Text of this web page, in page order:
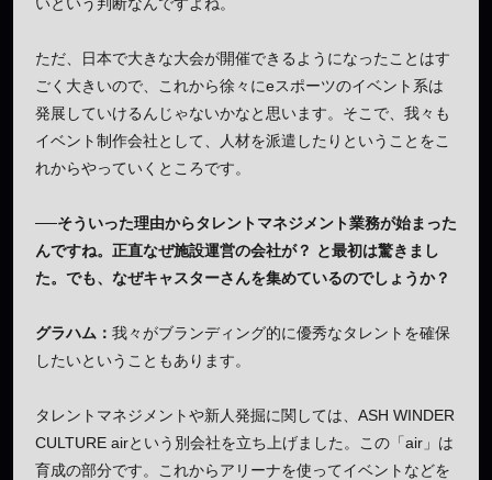
ただ、日本で大きな大会が開催できるようになったことはす
ごく大きいので、これから徐々にeスポーツのイベント系は
発展していけるんじゃないかなと思います。そこで、我々も
イベント制作会社として、人材を派遣したりということをこ
れからやっていくところです。
──そういった理由からタレントマネジメント業務が始まった
んですね。正直なぜ施設運営の会社が？ と最初は驚きまし
た。でも、なぜキャスターさんを集めているのでしょうか？
グラハム： 我々がブランディング的に優秀なタレントを確保
したいということもあります。
タレントマネジメントや新人発掘に関しては、ASH WINDER
CULTURE airという別会社を立ち上げました。この「air」は
育成の部分です。これからアリーナを使ってイベントなどを